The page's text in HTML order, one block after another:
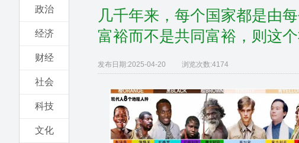
政治
经济
财经
社会
科技
文化
几千年来，每个国家都是由
富裕而不是共同富裕，则这
发布日期:2025-04-20 浏览次数:4174